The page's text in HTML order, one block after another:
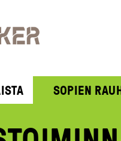
SOPIEN